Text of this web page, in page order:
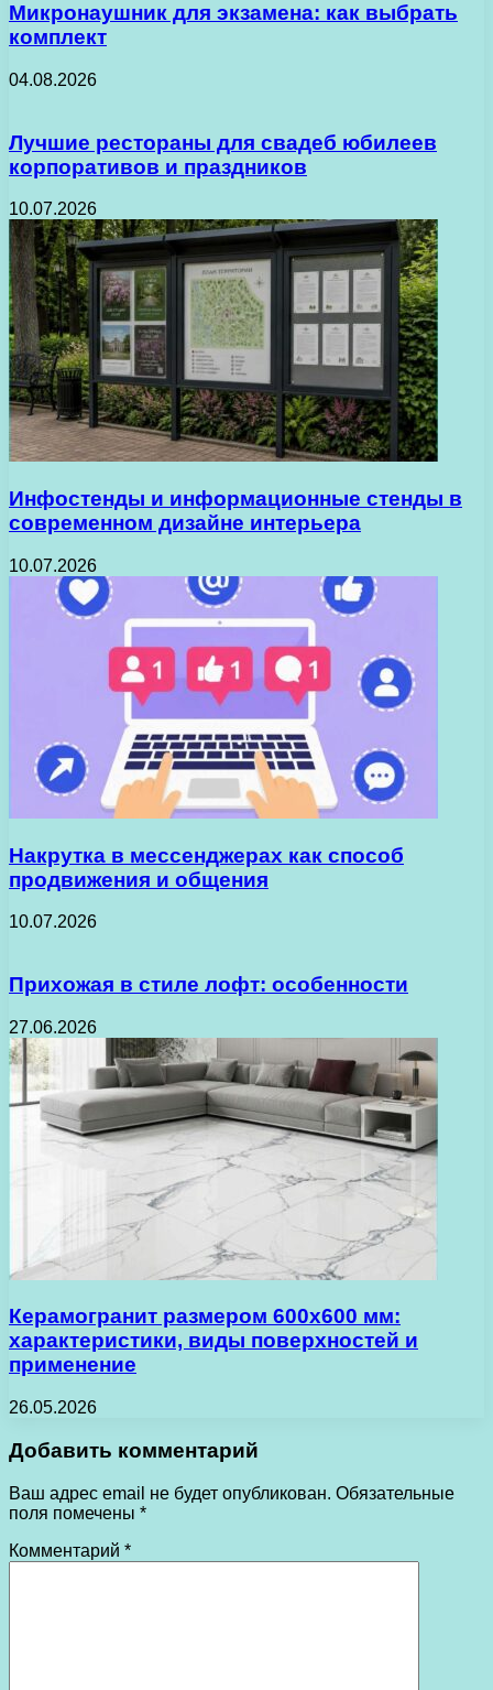
Микронаушник для экзамена: как выбрать
комплект
04.08.2026
Лучшие рестораны для свадеб юбилеев
корпоративов и праздников
10.07.2026
Инфостенды и информационные стенды в
современном дизайне интерьера
10.07.2026
Накрутка в мессенджерах как способ
продвижения и общения
10.07.2026
Прихожая в стиле лофт: особенности
27.06.2026
Керамогранит размером 600х600 мм:
характеристики, виды поверхностей и
применение
26.05.2026
Добавить комментарий
Ваш адрес email не будет опубликован. Обязательные
поля помечены *
Комментарий *